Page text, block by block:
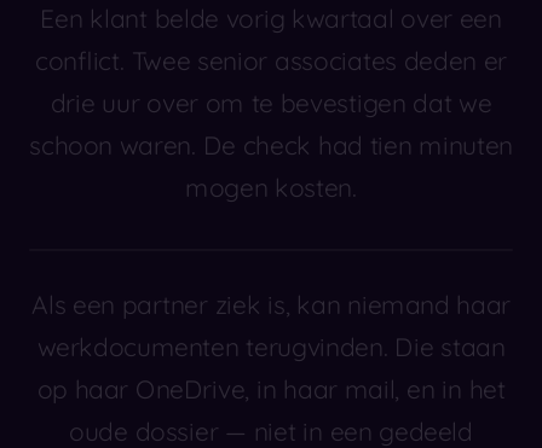
Een klant belde vorig kwartaal over een
conflict. Twee senior associates deden er
drie uur over om te bevestigen dat we
schoon waren. De check had tien minuten
mogen kosten.
Als een partner ziek is, kan niemand haar
werkdocumenten terugvinden. Die staan
op haar OneDrive, in haar mail, en in het
oude dossier — niet in een gedeeld